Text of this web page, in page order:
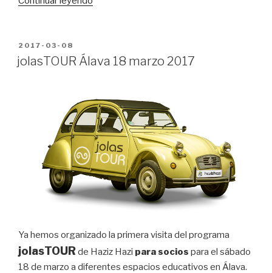
familias”
PUBLICADO
EN
2017-03-08
jolasTOUR Álava 18 marzo 2017
Ya hemos organizado la primera visita del programa
jolasTOURde Haziz Hazi para socios para el sábado
18 de marzo a diferentes espacios educativos en Álava.